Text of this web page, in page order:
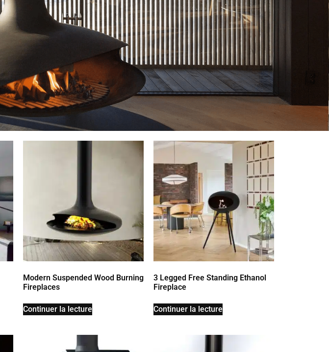
Modern Suspended Wood Burning
Fireplaces
Continuer la lecture
3 Legged Free Standing Ethanol
Fireplace
Continuer la lecture